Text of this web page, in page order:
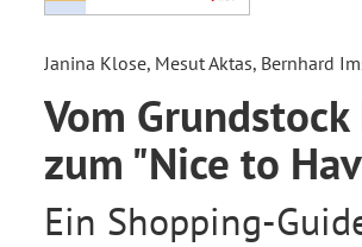
Janina Klose, Mesut Aktas, Bernhard
Vom Grundstock
zum "Nice to
Ein Shopping-